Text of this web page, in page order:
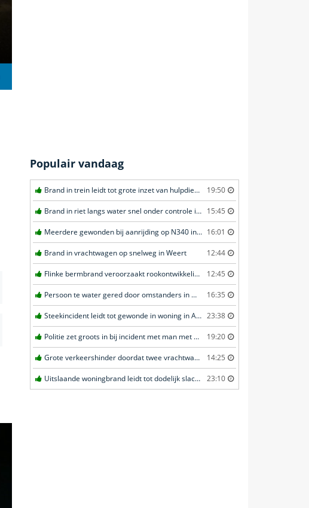
Populair vandaag
Brand in trein leidt tot grote inzet van hulpdiensten in Amersfoort 19:50
Brand in riet langs water snel onder controle in Amersfoort 15:45
Meerdere gewonden bij aanrijding op N340 in Ommen 16:01
Brand in vrachtwagen op snelweg in Weert 12:44
Flinke bermbrand veroorzaakt rookontwikkeling in Haastrecht 12:45
Persoon te water gered door omstanders in Waddinxveen 16:35
Steekincident leidt tot gewonde in woning in Amsterdam 23:38
Politie zet groots in bij incident met man met verward gedrag in Leeuwarden 19:20
Grote verkeershinder doordat twee vrachtwagens botsen tunnel in Zwijndrecht 14:25
Uitslaande woningbrand leidt tot dodelijk slachtoffer in Rotterdam 23:10